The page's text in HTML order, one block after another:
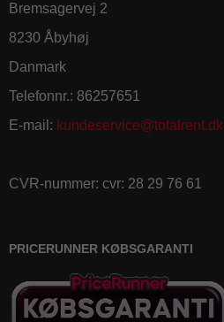
Bremsagervej 2
8230 Åbyhøj
Danmark
Telefonnr.: 86257651
E-mail : kundeservice@totalrent.dk
CVR-nummer: cvr: 28 29 76 61
PRICERUNNER KØBSGARANTI